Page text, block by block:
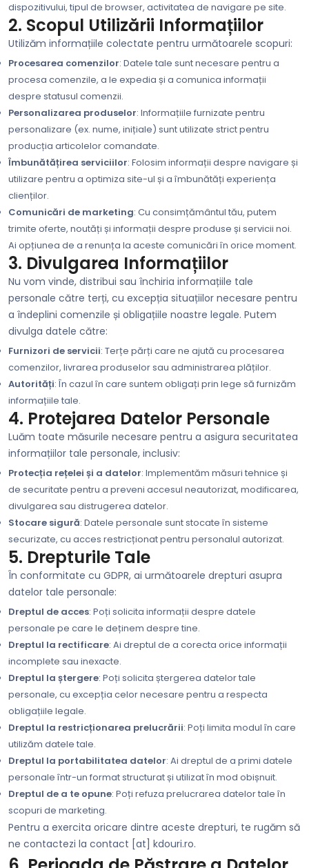
dispozitivului, tipul de browser, activitatea de navigare pe site.
2. Scopul Utilizării Informațiilor
Utilizăm informațiile colectate pentru următoarele scopuri:
Procesarea comenzilor: Datele tale sunt necesare pentru a
procesa comenzile, a le expedia și a comunica informații
despre statusul comenzii.
Personalizarea produselor: Informațiile furnizate pentru
personalizare (ex. nume, inițiale) sunt utilizate strict pentru
producția articolelor comandate.
Îmbunătățirea serviciilor: Folosim informații despre navigare și
utilizare pentru a optimiza site-ul și a îmbunătăți experiența
clienților.
Comunicări de marketing: Cu consimțământul tău, putem
trimite oferte, noutăți și informații despre produse și servicii noi.
Ai opțiunea de a renunța la aceste comunicări în orice moment.
3. Divulgarea Informațiilor
Nu vom vinde, distribui sau închiria informațiile tale
personale către terți, cu excepția situațiilor necesare pentru
a îndeplini comenzile și obligațiile noastre legale. Putem
divulga datele către:
Furnizori de servicii: Terțe părți care ne ajută cu procesarea
comenzilor, livrarea produselor sau administrarea plăților.
Autorități: În cazul în care suntem obligați prin lege să furnizăm
informațiile tale.
4. Protejarea Datelor Personale
Luăm toate măsurile necesare pentru a asigura securitatea
informațiilor tale personale, inclusiv:
Protecția rețelei și a datelor: Implementăm măsuri tehnice și
de securitate pentru a preveni accesul neautorizat, modificarea,
divulgarea sau distrugerea datelor.
Stocare sigură: Datele personale sunt stocate în sisteme
securizate, cu acces restricționat pentru personalul autorizat.
5. Drepturile Tale
În conformitate cu GDPR, ai următoarele drepturi asupra
datelor tale personale:
Dreptul de acces: Poți solicita informații despre datele
personale pe care le deținem despre tine.
Dreptul la rectificare: Ai dreptul de a corecta orice informații
incomplete sau inexacte.
Dreptul la ștergere: Poți solicita ștergerea datelor tale
personale, cu excepția celor necesare pentru a respecta
obligațiile legale.
Dreptul la restricționarea prelucrării: Poți limita modul în care
utilizăm datele tale.
Dreptul la portabilitatea datelor: Ai dreptul de a primi datele
personale într-un format structurat și utilizat în mod obișnuit.
Dreptul de a te opune: Poți refuza prelucrarea datelor tale în
scopuri de marketing.
Pentru a exercita oricare dintre aceste drepturi, te rugăm să
ne contactezi la contact [at] kdouri.ro.